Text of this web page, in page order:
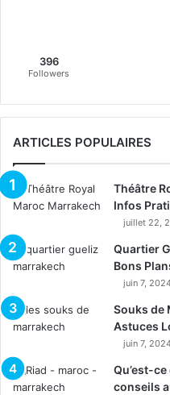
396
Followers
ARTICLES POPULAIRES
Théâtre
Infos
juillet 22,
Quartier
Bons
juin 7,
Souks de
Astuces
juin 7,
Qu’est-
conseils